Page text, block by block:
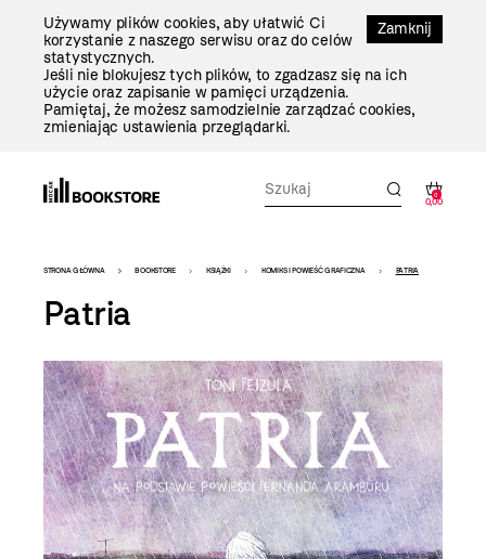
Zamknij
Używamy plików cookies, aby ułatwić Ci
korzystanie z naszego serwisu oraz do celów
statystycznych.
Jeśli nie blokujesz tych plików, to zgadzasz się na ich
użycie oraz zapisanie w pamięci urządzenia.
Pamiętaj, że możesz samodzielnie zarządzać cookies,
zmieniając ustawienia przeglądarki.
0
0,00
Bookstore
-
szablon
szczegóły
STRONA GŁÓWNA BOOKSTORE KSIĄŻKI KOMIKS I POWIEŚĆ GRAFICZNA PATRIA
Patria